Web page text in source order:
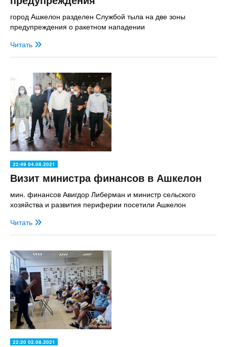
город Ашкелон разделен Службой тыла на две зоны
предупреждения о ракетном нападении
Читать
22:49 04.08.2021
Визит министра финансов в Ашкелон
мин. финансов Авигдор Либерман и министр сельского
хозяйства и развития периферии посетили Ашкелон
Читать
22:20 02.08.2021